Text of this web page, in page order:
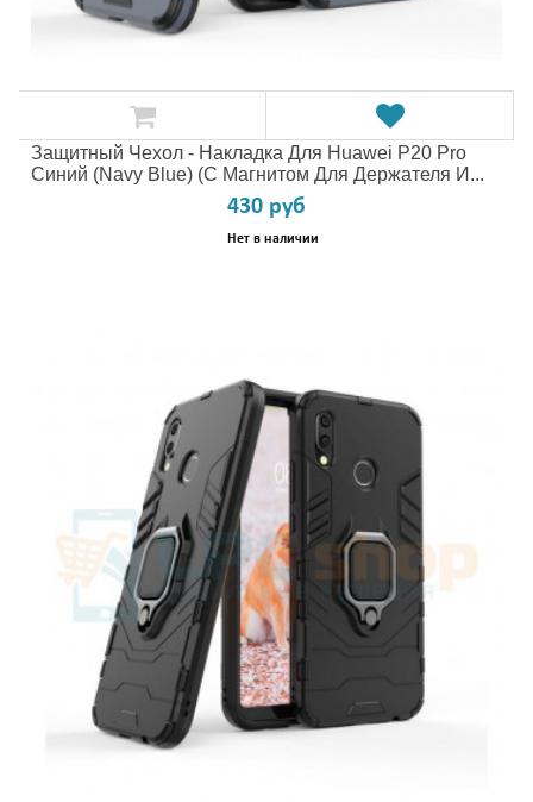
Защитный Чехол - Накладка Для Huawei P20 Pro
Синий (Navy Blue) (с Магнитом Для Держателя И...
430 руб
Нет в наличии